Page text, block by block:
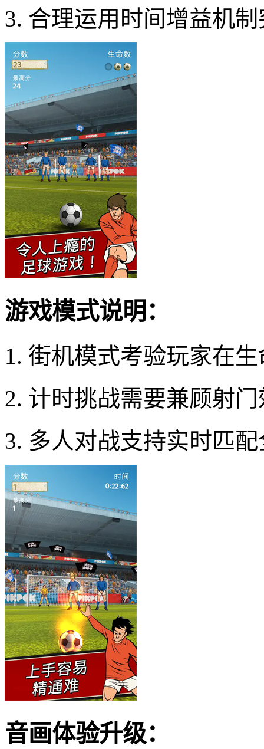
3. 合理运用时间增益机
游戏模式说明：
1. 街机模式考验玩家在
2. 计时挑战需要兼顾射
3. 多人对战支持实时匹
音画体验升级：